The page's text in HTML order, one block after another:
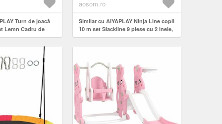
Turn de joacă
Lemn Cadru de
2 leagăne Perete
3-8 ani
Verde | Aosom
copii
aosom.ro
Similar cu AIYAPLAY Ninja Line copii
10 m set Slackline 9 piese cu 2 inele,
leagăn 3-în-1, 2 bare de cățărat
pentru 3-8 ani multicolor | Aosom